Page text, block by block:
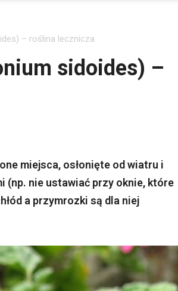
– roślina lecznicza
sidoides) –
miejsca, osłonięte od wiatru i
(np. nie ustawiać przy oknie, które
a przymrozki są dla niej